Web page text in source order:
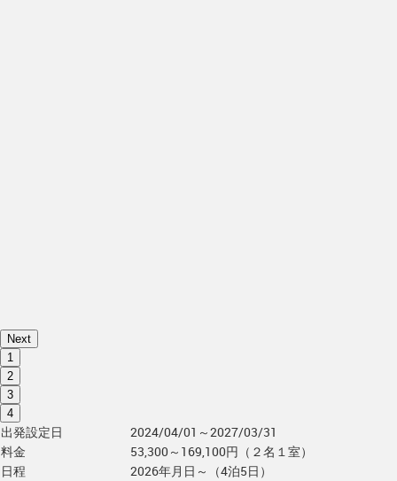
Next
1
2
3
4
出発設定日
2024/04/01～2027/03/31
料金
53,300～169,100円（２名１室）
日程
2026年月日～（4泊5日）